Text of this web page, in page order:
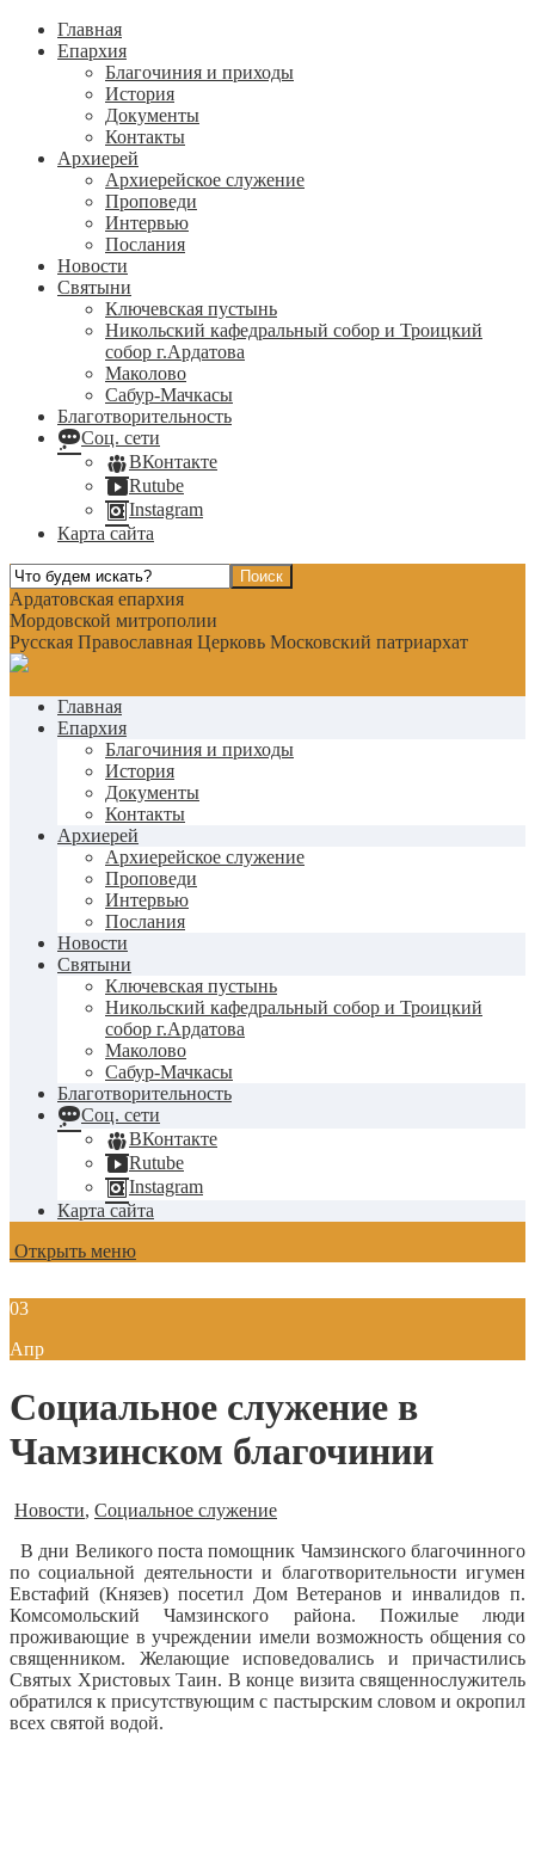
Главная
Епархия
Благочиния и приходы
История
Документы
Контакты
Архиерей
Архиерейское служение
Проповеди
Интервью
Послания
Новости
Святыни
Ключевская пустынь
Никольский кафедральный собор и Троицкий
собор г.Ардатова
Маколово
Сабур-Мачкасы
Благотворительность
Соц. сети
ВКонтакте
Rutube
Instagram
Карта сайта
Ардатовская епархия
Мордовской митрополии
Русская Православная Церковь Московский патриархат
Главная
Епархия
Благочиния и приходы
История
Документы
Контакты
Архиерей
Архиерейское служение
Проповеди
Интервью
Послания
Новости
Святыни
Ключевская пустынь
Никольский кафедральный собор и Троицкий
собор г.Ардатова
Маколово
Сабур-Мачкасы
Благотворительность
Соц. сети
ВКонтакте
Rutube
Instagram
Карта сайта
Открыть меню
03
Апр
Социальное служение в
Чамзинском благочинии
Новости, Социальное служение
В дни Великого поста помощник Чамзинского благочинного
по социальной деятельности и благотворительности игумен
Евстафий (Князев) посетил Дом Ветеранов и инвалидов п.
Комсомольский Чамзинского района. Пожилые люди
проживающие в учреждении имели возможность общения со
священником. Желающие исповедовались и причастились
Святых Христовых Таин. В конце визита священнослужитель
обратился к присутствующим с пастырским словом и окропил
всех святой водой.